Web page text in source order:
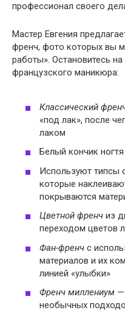
профессионал своего
Мастер Евгения
френч, фото которых вы
работы». Остановитесь
французского маникюра:
Классический
«под лак», после
лаком
Белый кончик
Используют типсы
которые
покрываются
Цветной френч из
переходом цветов
Фан-френч с
материалов и их
линией «улыбки»
Френч миллениум —
необычных